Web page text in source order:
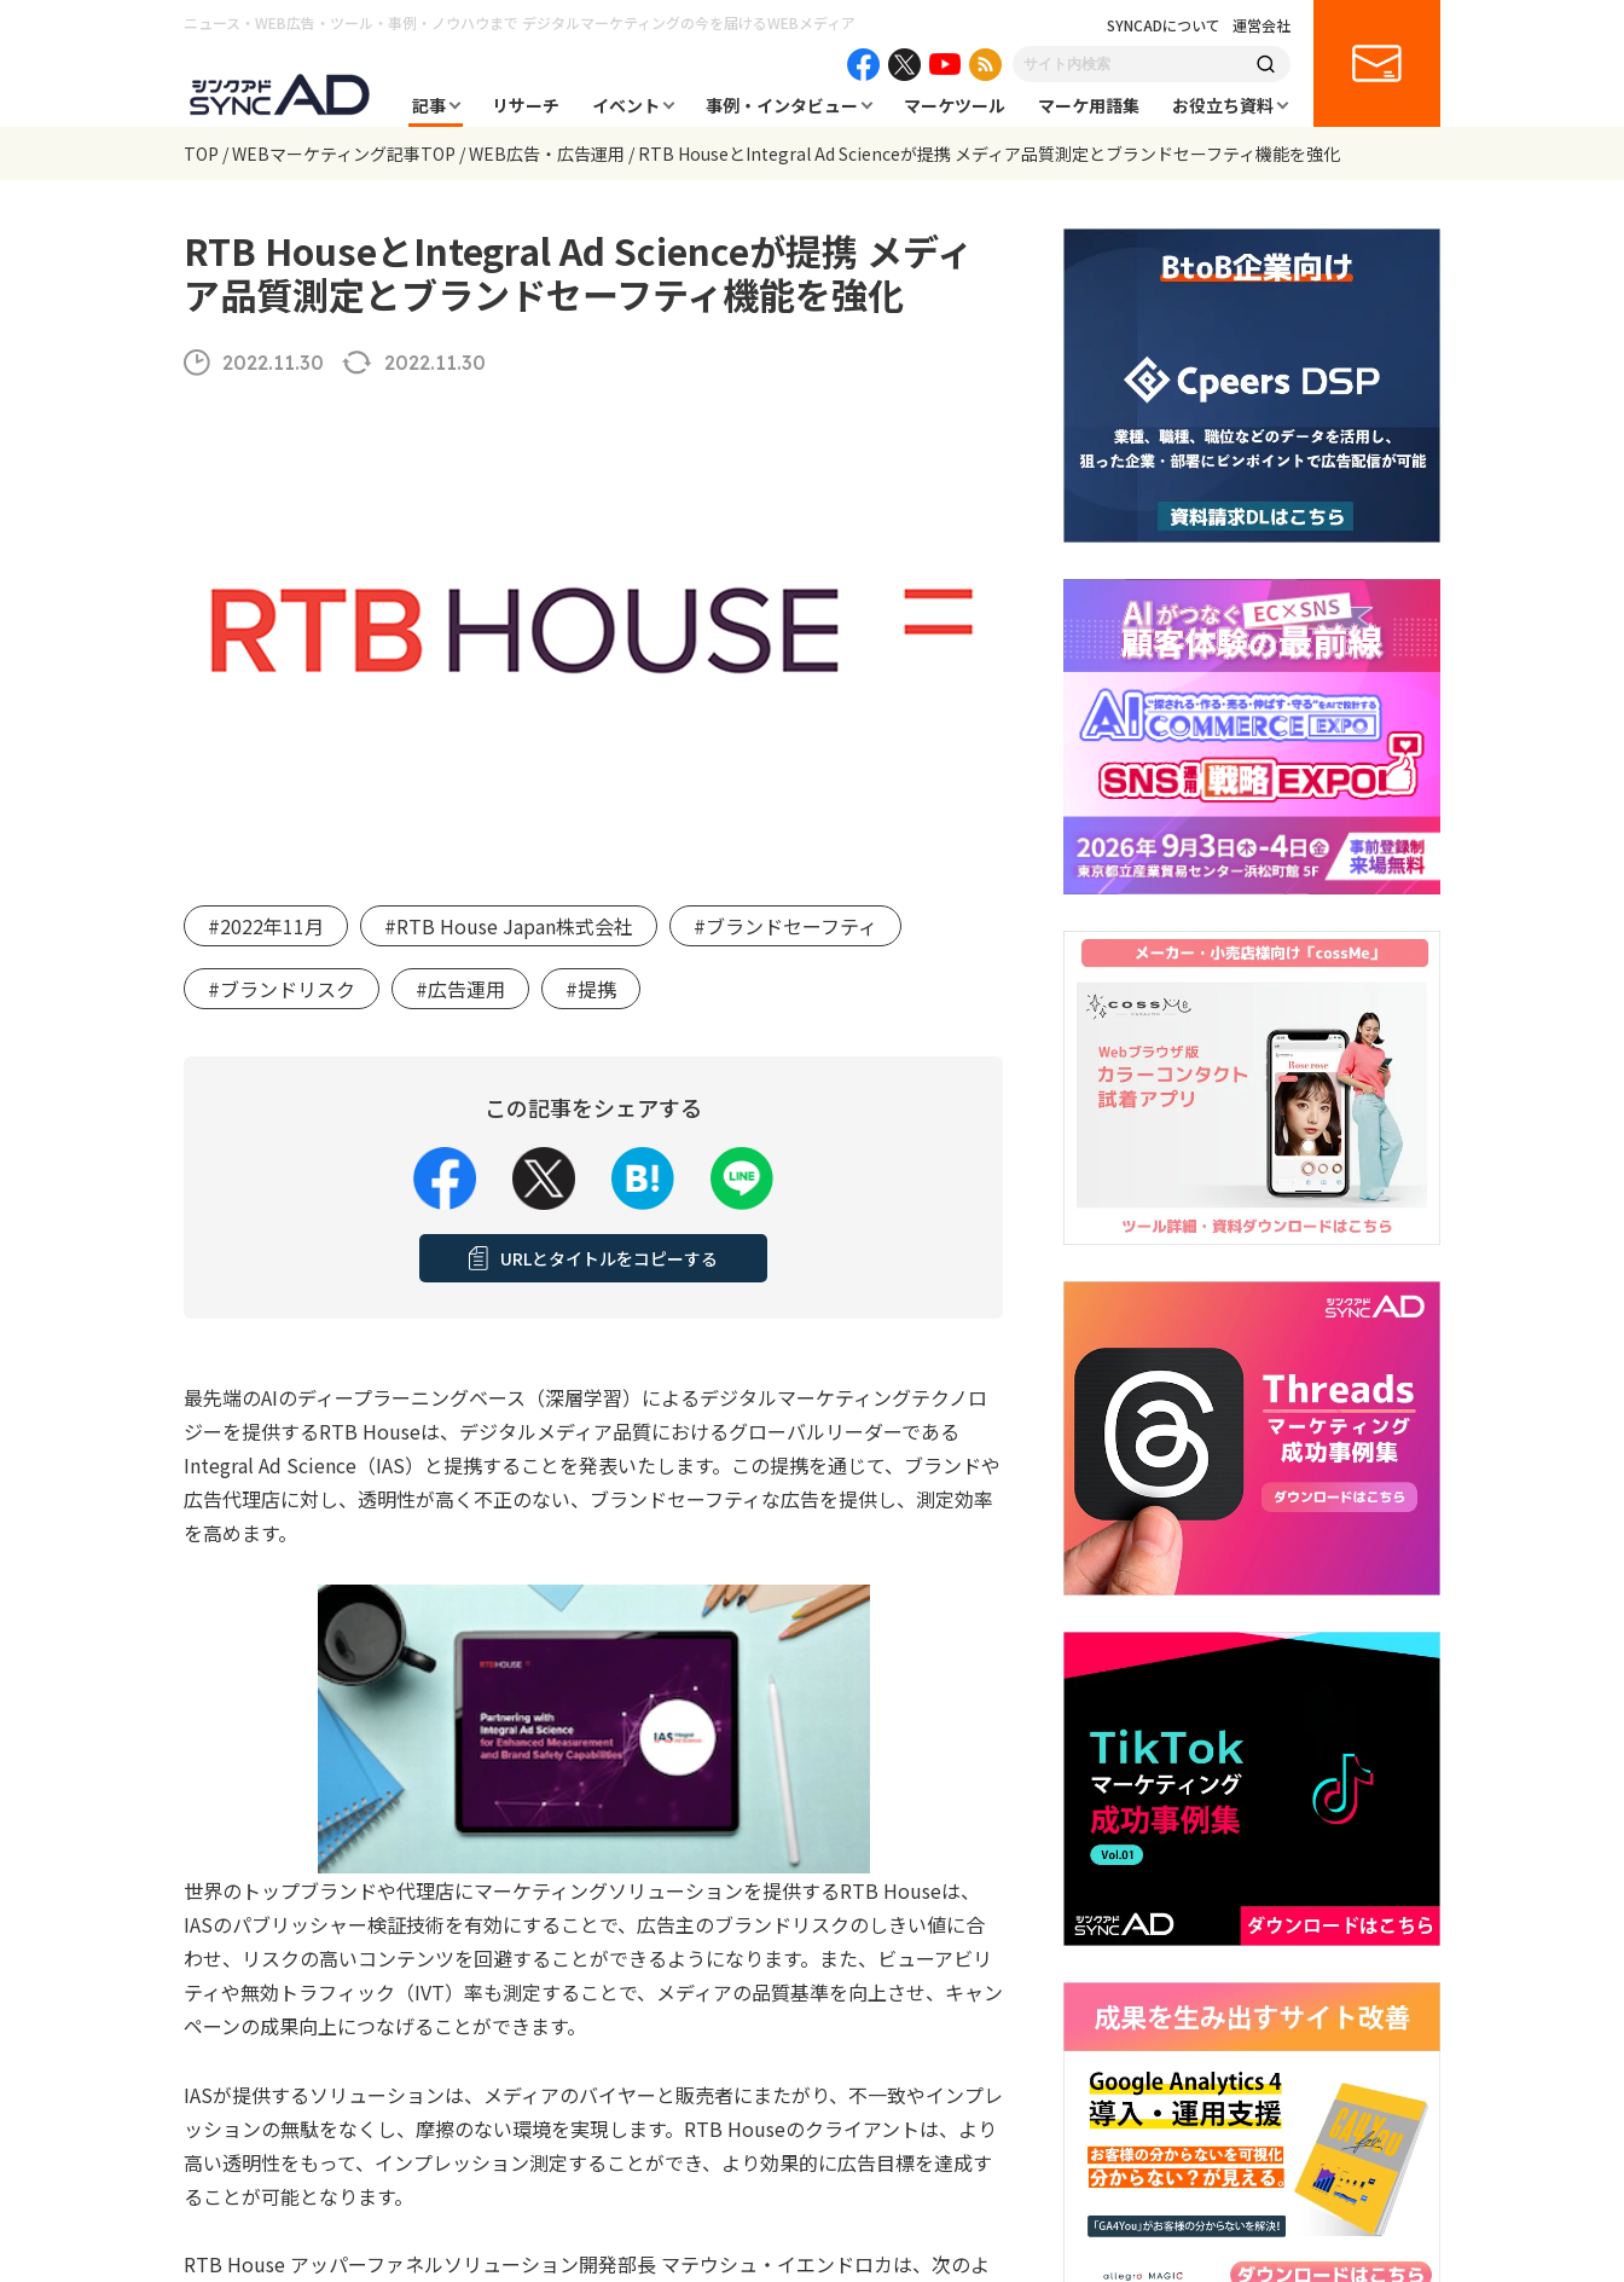
ニュース・WEB広告・ツール・事例・ノウハウまで デジタルマーケティングの今を届けるWEBメディア SYNCADについて 運営会社
記事 リサーチ イベント 事例・インタビュー マーケツール マーケ用語集
お役立ち資料
TOP WEBマーケティング記事TOP WEB広告・広告運用 RTB HouseとIntegral Ad Scienceが提携 メディア品質測定とブランドセーフティ機能を強化
RTB HouseとIntegral Ad Scienceが提携 メディ
ア品質測定とブランドセーフティ機能を強化
2022.11.30 2022.11.30
#2022年11月 #RTB House Japan株式会社 #ブランドセーフティ
#ブランドリスク #広告運用 #提携
この記事をシェアする
URLとタイトルをコピーする
最先端のAIのディープラーニングベース（深層学習）によるデジタルマーケティングテクノロ
ジーを提供するRTB Houseは、デジタルメディア品質におけるグローバルリーダーである
Integral Ad Science（IAS）と提携することを発表いたします。この提携を通じて、ブランドや
広告代理店に対し、透明性が高く不正のない、ブランドセーフティな広告を提供し、測定効率
を高めます。
世界のトップブランドや代理店にマーケティングソリューションを提供するRTB Houseは、
IASのパブリッシャー検証技術を有効にすることで、広告主のブランドリスクのしきい値に合
わせ、リスクの高いコンテンツを回避することができるようになります。また、ビューアビリ
ティや無効トラフィック（IVT）率も測定することで、メディアの品質基準を向上させ、キャン
ペーンの成果向上につなげることができます。
IASが提供するソリューションは、メディアのバイヤーと販売者にまたがり、不一致やインプレ
ッションの無駄をなくし、摩擦のない環境を実現します。RTB Houseのクライアントは、より
高い透明性をもって、インプレッション測定することができ、より効果的に広告目標を達成す
ることが可能となります。
RTB House アッパーファネルソリューション開発部長 マテウシュ・イエンドロカは、次のよ